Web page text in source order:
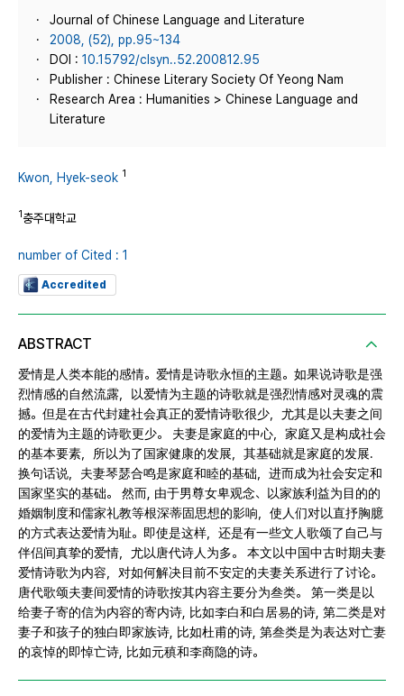
Journal of Chinese Language and Literature
2008, (52), pp.95~134
DOI : 10.15792/clsyn..52.200812.95
Publisher : Chinese Literary Society Of Yeong Nam
Research Area : Humanities > Chinese Language and
Literature
Kwon, Hyek-seok 1
1충주대학교
number of Cited : 1
Accredited
ABSTRACT
爱情是人类本能的感情。爱情是诗歌永恒的主题。如果说诗歌是强
烈情感的自然流露，以爱情为主题的诗歌就是强烈情感对灵魂的震
撼。但是在古代封建社会真正的爱情诗歌很少，尤其是以夫妻之间
的爱情为主题的诗歌更少。 夫妻是家庭的中心，家庭又是构成社会
的基本要素，所以为了国家健康的发展，其基础就是家庭的发展.
换句话说，夫妻琴瑟合鸣是家庭和睦的基础，进而成为社会安定和
国家坚实的基础。 然而, 由于男尊女卑观念、以家族利益为目的的
婚姻制度和儒家礼教等根深蒂固思想的影响，使人们对以直抒胸臆
的方式表达爱情为耻。即使是这样，还是有一些文人歌颂了自己与
伴侣间真挚的爱情，尤以唐代诗人为多。 本文以中国中古时期夫妻
爱情诗歌为内容，对如何解决目前不安定的夫妻关系进行了讨论。
唐代歌颂夫妻间爱情的诗歌按其内容主要分为叁类。 第一类是以
给妻子寄的信为内容的寄内诗, 比如李白和白居易的诗, 第二类是对
妻子和孩子的独白即家族诗, 比如杜甫的诗, 第叁类是为表达对亡妻
的哀悼的即悼亡诗, 比如元稹和李商隐的诗。